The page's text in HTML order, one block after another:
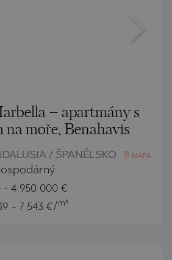
– apartmány s
na moře, Benahavis
/ ŠPANĚLSKO MAPA
- 4 950 000 €
- 7 543 €/ m²